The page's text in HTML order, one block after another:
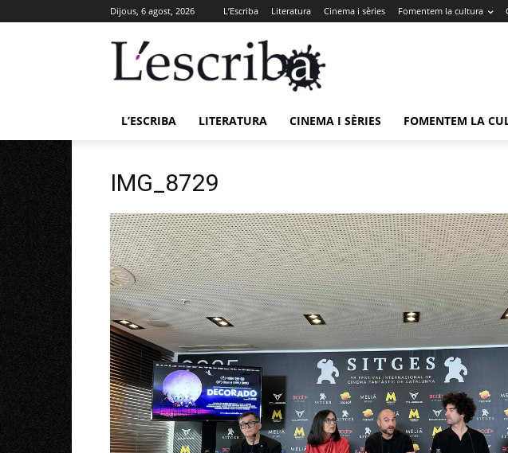
Dijous, 6 agost, 2026 L’Escriba Literatura Cinema i sèries Fomentem la cultura
L’ESCRIBA LITERATURA CINEMA I SÈRIES FOMENTEM LA
IMG_8729